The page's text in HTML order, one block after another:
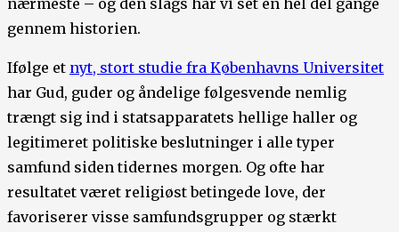
nærmeste – og den slags har vi set en hel del gange
gennem historien.
Ifølge et nyt, stort studie fra Københavns Universitet
har Gud, guder og åndelige følgesvende nemlig
trængt sig ind i statsapparatets hellige haller og
legitimeret politiske beslutninger i alle typer
samfund siden tidernes morgen. Og ofte har
resultatet været religiøst betingede love, der
favoriserer visse samfundsgrupper og stærkt